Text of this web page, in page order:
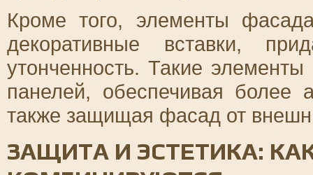
Кроме того, элементы
декоративные вставки,
утонченность. Такие
панелей, обеспечивая более
также защищая фасад от
ЗАЩИТА И ЭСТЕТИКА: